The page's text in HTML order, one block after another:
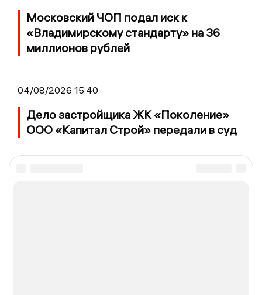
Московский ЧОП подал иск к
«Владимирскому стандарту» на 36
миллионов рублей
04/08/2026 15:40
Дело застройщика ЖК «Поколение»
ООО «Капитал Строй» передали в суд